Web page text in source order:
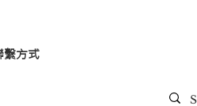
繫方式